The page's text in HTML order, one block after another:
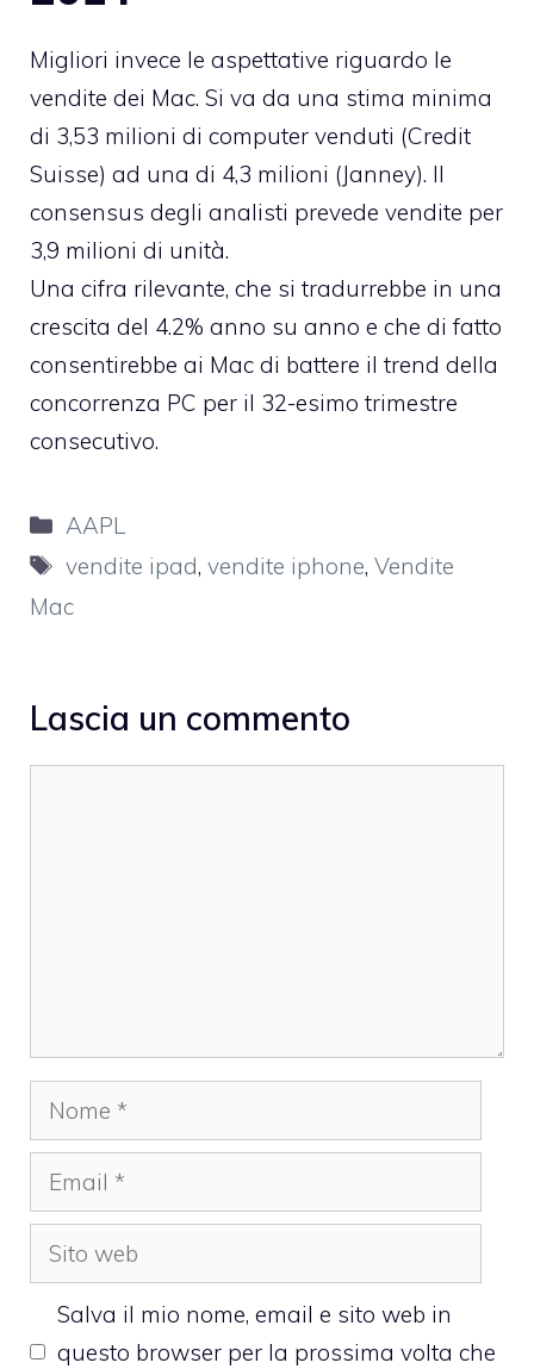
Migliori invece le aspettative riguardo le
vendite dei Mac. Si va da una stima minima
di 3,53 milioni di computer venduti (Credit
Suisse) ad una di 4,3 milioni (Janney). Il
consensus degli analisti prevede vendite per
3,9 milioni di unità.
Una cifra rilevante, che si tradurrebbe in una
crescita del 4.2% anno su anno e che di fatto
consentirebbe ai Mac di battere il trend della
concorrenza PC per il 32-esimo trimestre
consecutivo.
Categorie
AAPL
Tag
vendite ipad,vendite iphone,Vendite
Mac
Lascia un commento
Nome
Email
Sito
web
Salva il mio nome, email e sito web in
questo browser per la prossima volta che